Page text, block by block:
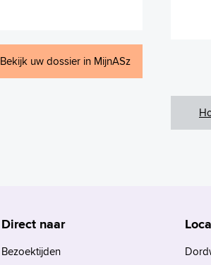
Bekijk uw dossier in MijnASz
Direct naar
Bezoektijden